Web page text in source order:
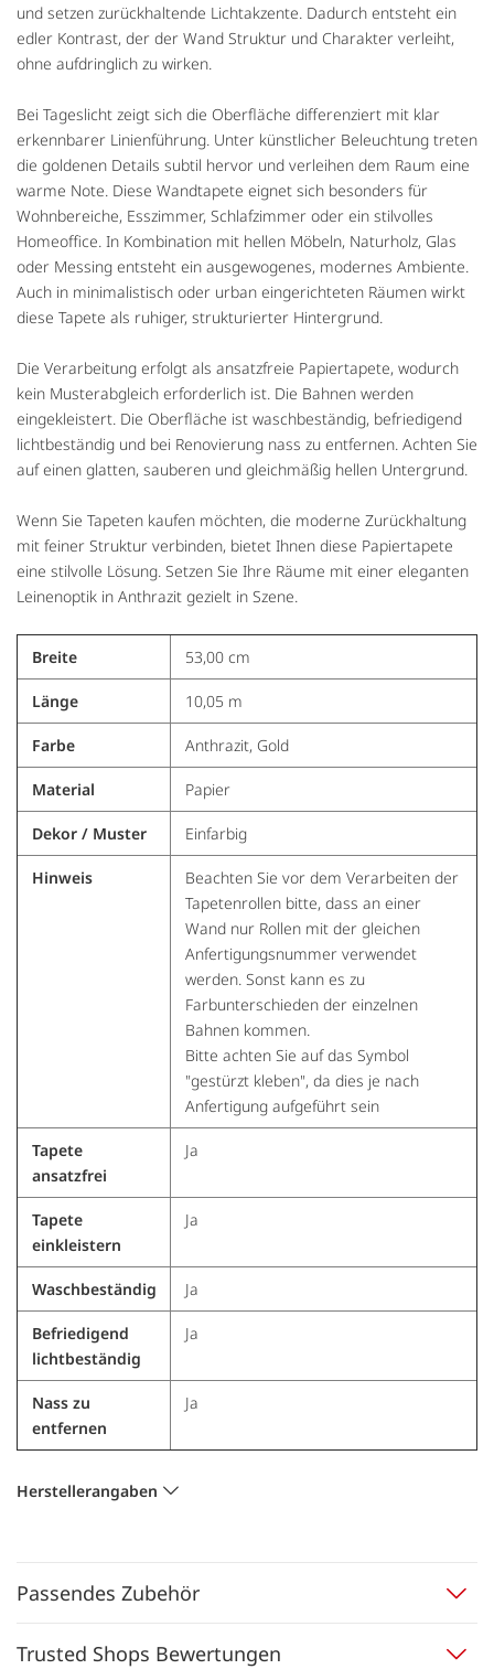
und setzen zurückhaltende Lichtakzente. Dadurch entsteht ein
edler Kontrast, der der Wand Struktur und Charakter verleiht,
ohne aufdringlich zu wirken.
Bei Tageslicht zeigt sich die Oberfläche differenziert mit klar
erkennbarer Linienführung. Unter künstlicher Beleuchtung treten
die goldenen Details subtil hervor und verleihen dem Raum eine
warme Note. Diese Wandtapete eignet sich besonders für
Wohnbereiche, Esszimmer, Schlafzimmer oder ein stilvolles
Homeoffice. In Kombination mit hellen Möbeln, Naturholz, Glas
oder Messing entsteht ein ausgewogenes, modernes Ambiente.
Auch in minimalistisch oder urban eingerichteten Räumen wirkt
diese Tapete als ruhiger, strukturierter Hintergrund.
Die Verarbeitung erfolgt als ansatzfreie Papiertapete, wodurch
kein Musterabgleich erforderlich ist. Die Bahnen werden
eingekleistert. Die Oberfläche ist waschbeständig, befriedigend
lichtbeständig und bei Renovierung nass zu entfernen. Achten Sie
auf einen glatten, sauberen und gleichmäßig hellen Untergrund.
Wenn Sie Tapeten kaufen möchten, die moderne Zurückhaltung
mit feiner Struktur verbinden, bietet Ihnen diese Papiertapete
eine stilvolle Lösung. Setzen Sie Ihre Räume mit einer eleganten
Leinenoptik in Anthrazit gezielt in Szene.
Breite 53,00 cm
Länge 10,05 m
Farbe Anthrazit, Gold
Material Papier
Dekor / Muster Einfarbig
Hinweis
Beachten Sie vor dem Verarbeiten der
Tapetenrollen bitte, dass an einer
Wand nur Rollen mit der gleichen
Anfertigungsnummer verwendet
werden. Sonst kann es zu
Farbunterschieden der einzelnen
Bahnen kommen.
Bitte achten Sie auf das Symbol
"gestürzt kleben", da dies je nach
Anfertigung aufgeführt sein
Tapete
ansatzfrei
Ja
Tapete
einkleistern
Ja
Waschbeständig Ja
Befriedigend
lichtbeständig
Ja
Nass zu
entfernen
Ja
Herstellerangaben
Passendes Zubehör
Trusted Shops Bewertungen